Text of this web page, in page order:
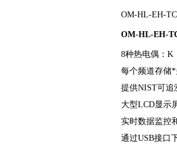
OM-HL-EH-
OM-HL-EH-
8种热电偶：K
每个频道存储*
提供NIST可追
大型LCD显示
实时数据监控
通过USB接口